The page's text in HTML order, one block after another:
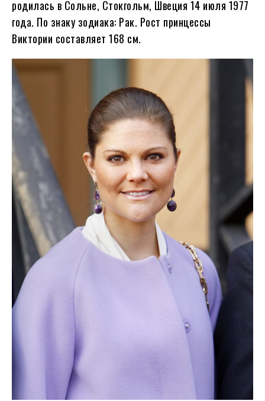
родилась в Сольне, Стокгольм, Швеция 14 июля 1977
года. По знаку зодиака: Рак. Рост принцессы
Виктории составляет 168 см.